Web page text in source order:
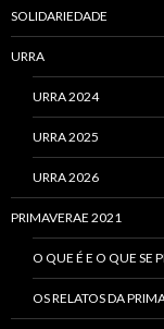
SOLIDARIEDADE
URRA
URRA 2024
URRA 2025
URRA 2026
PRIMAVERAE 2021
O QUE É E O QUE SE
OS RELATOS DA